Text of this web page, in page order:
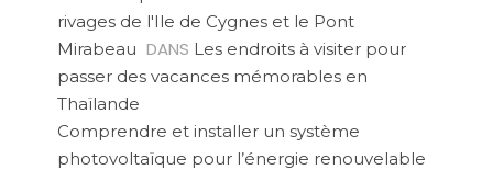
rivages de l'Ile de Cygnes et le Pont
Mirabeau DANS Les endroits à visiter pour
passer des vacances mémorables en
Thaïlande
Comprendre et installer un système
photovoltaïque pour l’énergie renouvelable